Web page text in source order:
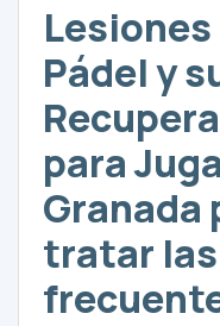
Pádel y
para
Granada
tratar